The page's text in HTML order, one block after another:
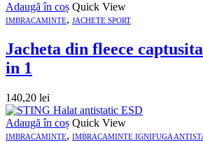
Adaugă în coș Quick View
IMBRACAMINTE, JACHETE SPORT
Jacheta din fleece
in 1
140,20 lei
Adaugă în coș Quick View
IMBRACAMINTE, IMBRACAMINTE IGNIFUGA